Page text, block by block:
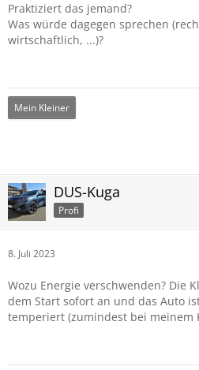
Praktiziert das jemand?
Was würde dagegen sprechen
wirtschaftlich, ...)?
Mein Kleiner
DUS-Kuga
Profi
8. Juli 2023
Wozu Energie verschwenden? Die
dem Start sofort an und das Auto
temperiert (zumindest bei meinem